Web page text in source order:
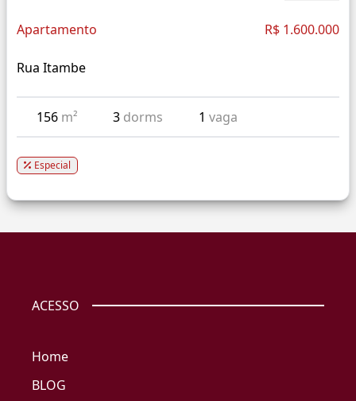
Apartamento R$ 1.600.000
Rua Itambe
156 m² 3 dorms 1vaga
Especial
ACESSO
Home
BLOG